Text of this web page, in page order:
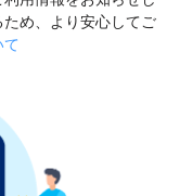
め、より安心してご
て